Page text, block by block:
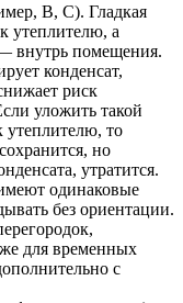
B, C). Гладкая
утеплителю, а
внутрь помещения.
конденсат,
риск
уложить такой
утеплителю, то
но
утратится.
одинаковые
без ориентации.
для временных
с